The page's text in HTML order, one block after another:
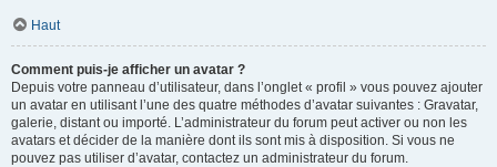
Haut
Comment puis-je afficher un avatar ?
Depuis votre panneau d’utilisateur, dans l’onglet « profil » vous pouvez ajouter
un avatar en utilisant l’une des quatre méthodes d’avatar suivantes : Gravatar,
galerie, distant ou importé. L’administrateur du forum peut activer ou non les
avatars et décider de la manière dont ils sont mis à disposition. Si vous ne
pouvez pas utiliser d’avatar, contactez un administrateur du forum.